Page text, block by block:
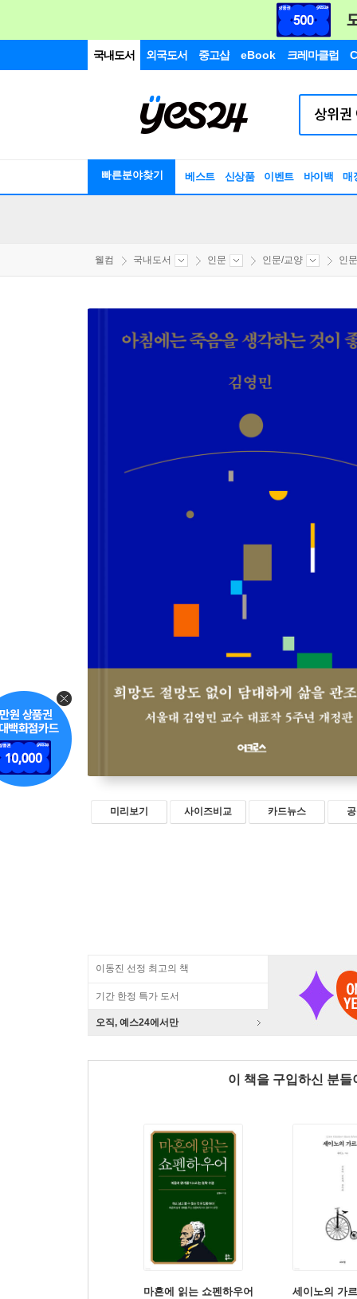
국내도서 외국도서 중고샵 eBook 크레마클럽
빠른분야찾기 베스트 신상품 이벤트 바이백 매
웰컴 국내도서 인문 인문/교양 인
미리보기 사이즈비교 카드뉴스
이동진 선정 최고의 책
기간 한정 특가 도서
오직, 예스24에서만
이 책을 구입하신 분
마흔에 읽는 쇼펜하우어 세이노의 가